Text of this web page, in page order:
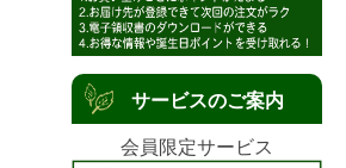
サービスのご案内
会員限定サービス